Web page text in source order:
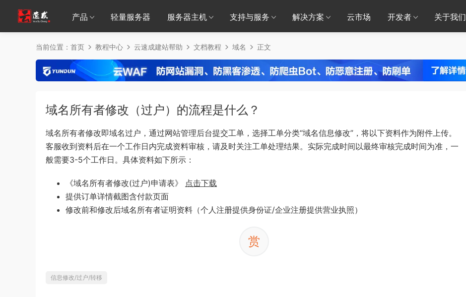
产品 轻量服务器 服务器主机 支持与服务 解决方案 云市场 开发者 关于我们
当前位置： 首页 教程中心 云速成建站帮助 文档教程 域名 正文
域名所有者修改（过户）的流程是什么？
域名所有者修改即域名过户，通过网站管理后台提交工单，选择工单分类“域名信息修改”，将以下资料作为附件上传。
客服收到资料后在一个工作日内完成资料审核，请及时关注工单处理结果。实际完成时间以最终审核完成时间为准，一
般需要3-5个工作日。具体资料如下所示：
《域名所有者修改(过户)申请表》 点击下载
提供订单详情截图含付款页面
修改前和修改后域名所有者证明资料（个人注册提供身份证/企业注册提供营业执照）
赏
信息修改/过户/转移